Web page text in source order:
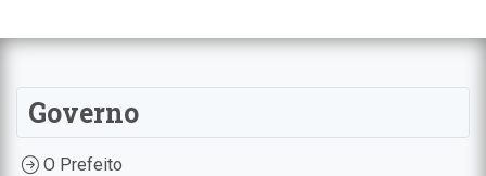
Governo
O Prefeito